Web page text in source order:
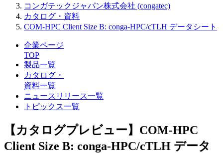
コンガテックジャパン株式会社 (congatec)
カタログ・資料
COM-HPC Client Size B: conga-HPC/cTLH データシート
企業ページ
TOP
製品一覧
カタログ・
資料一覧
ニュースリリース一覧
トピックス一覧
【カタログプレビュー】COM-HPC
Client Size B: conga-HPC/cTLH データ